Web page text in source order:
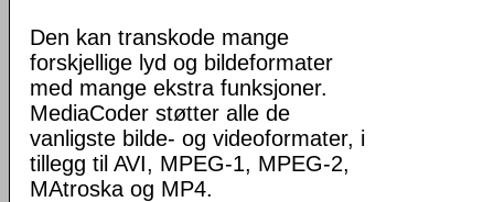
Den kan transkode mange
forskjellige lyd og bildeformater
med mange ekstra funksjoner.
MediaCoder støtter alle de
vanligste bilde- og videoformater, i
tillegg til AVI, MPEG-1, MPEG-2,
MAtroska og MP4.